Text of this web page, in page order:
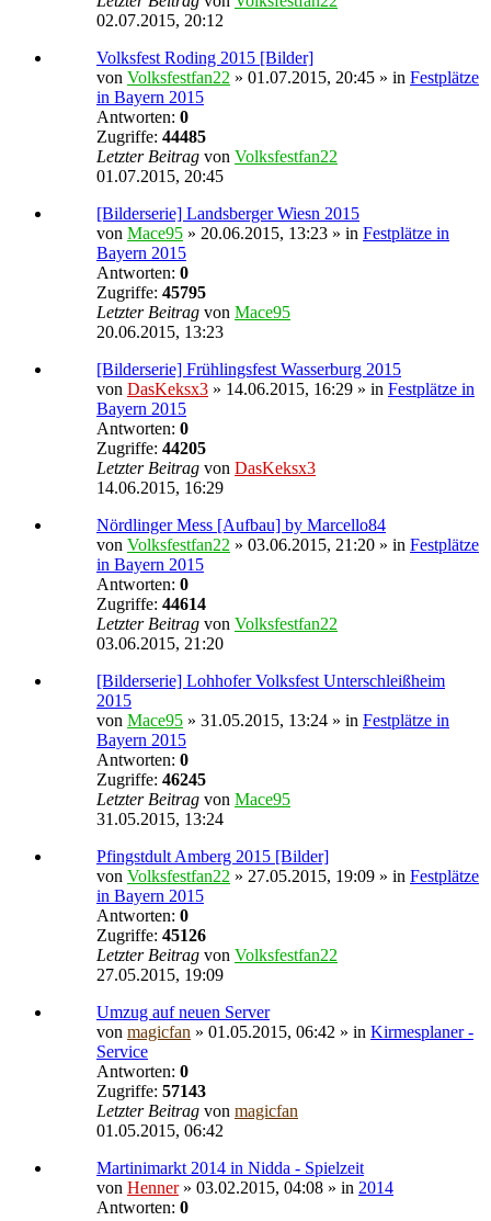
02.07.2015, 20:12
Volksfest Roding 2015 [Bilder]
von Volksfestfan22 » 01.07.2015, 20:45 » in Festplätze
in Bayern 2015
Antworten: 0
Zugriffe: 44485
Letzter Beitrag von Volksfestfan22
01.07.2015, 20:45
[Bilderserie] Landsberger Wiesn 2015
von Mace95 » 20.06.2015, 13:23 » in Festplätze in
Bayern 2015
Antworten: 0
Zugriffe: 45795
Letzter Beitrag von Mace95
20.06.2015, 13:23
[Bilderserie] Frühlingsfest Wasserburg 2015
von DasKeksx3 » 14.06.2015, 16:29 » in Festplätze in
Bayern 2015
Antworten: 0
Zugriffe: 44205
Letzter Beitrag von DasKeksx3
14.06.2015, 16:29
Nördlinger Mess [Aufbau] by Marcello84
von Volksfestfan22 » 03.06.2015, 21:20 » in Festplätze
in Bayern 2015
Antworten: 0
Zugriffe: 44614
Letzter Beitrag von Volksfestfan22
03.06.2015, 21:20
[Bilderserie] Lohhofer Volksfest Unterschleißheim
2015
von Mace95 » 31.05.2015, 13:24 » in Festplätze in
Bayern 2015
Antworten: 0
Zugriffe: 46245
Letzter Beitrag von Mace95
31.05.2015, 13:24
Pfingstdult Amberg 2015 [Bilder]
von Volksfestfan22 » 27.05.2015, 19:09 » in Festplätze
in Bayern 2015
Antworten: 0
Zugriffe: 45126
Letzter Beitrag von Volksfestfan22
27.05.2015, 19:09
Umzug auf neuen Server
von magicfan » 01.05.2015, 06:42 » in Kirmesplaner -
Service
Antworten: 0
Zugriffe: 57143
Letzter Beitrag von magicfan
01.05.2015, 06:42
Martinimarkt 2014 in Nidda - Spielzeit
von Henner» 03.02.2015, 04:08 » in 2014
Antworten: 0